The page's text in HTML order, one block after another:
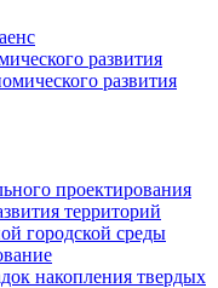
развития
развития
проектирования
территорий
городской среды
накопления твердых